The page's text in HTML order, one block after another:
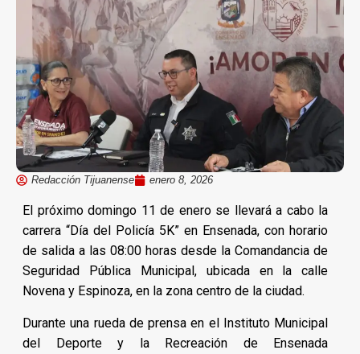
Redacción Tijuanense enero 8, 2026
El próximo domingo 11 de enero se llevará a cabo la
carrera “Día del Policía 5K” en Ensenada, con horario
de salida a las 08:00 horas desde la Comandancia de
Seguridad Pública Municipal, ubicada en la calle
Novena y Espinoza, en la zona centro de la ciudad.
Durante una rueda de prensa en el Instituto Municipal
del Deporte y la Recreación de Ensenada